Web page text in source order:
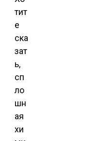
тит
е
ска
зат
ь,
сп
ло
шн
ая
хи